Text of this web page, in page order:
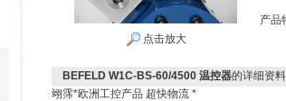
点击放大
产品
BEFELD W1C-BS-60/4500 温控器的详细资料
翊霈*欧洲工控产品 超快物流 *